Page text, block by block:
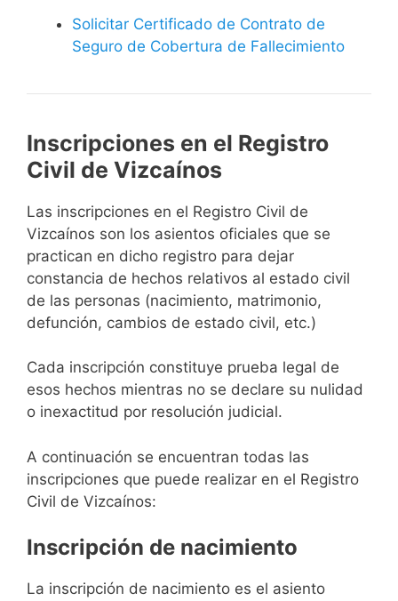
Solicitar Certificado de Contrato de
Seguro de Cobertura de Fallecimiento
Inscripciones en el Registro
Civil de Vizcaínos
Las inscripciones en el Registro Civil de
Vizcaínos son los asientos oficiales que se
practican en dicho registro para dejar
constancia de hechos relativos al estado civil
de las personas (nacimiento, matrimonio,
defunción, cambios de estado civil, etc.)
Cada inscripción constituye prueba legal de
esos hechos mientras no se declare su nulidad
o inexactitud por resolución judicial.
A continuación se encuentran todas las
inscripciones que puede realizar en el Registro
Civil de Vizcaínos:
Inscripción de nacimiento
La inscripción de nacimiento es el asiento